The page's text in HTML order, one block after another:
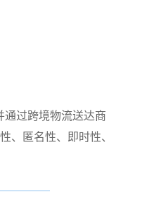
过跨境物流送达商
匿名性、即时性、